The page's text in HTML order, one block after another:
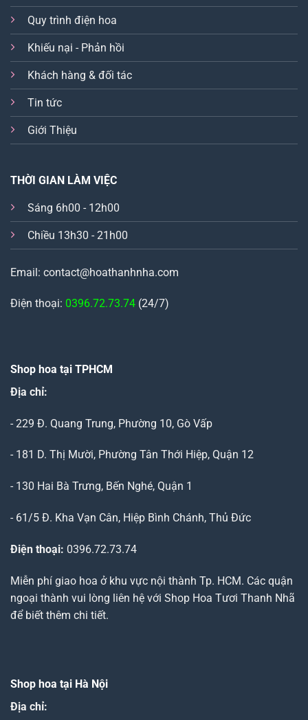
Quy trình điện hoa
Khiếu nại - Phản hồi
Khách hàng & đối tác
Tin tức
Giới Thiệu
THỜI GIAN LÀM VIỆC
Sáng 6h00 - 12h00
Chiều 13h30 - 21h00
Email: contact@hoathanhnha.com
Điện thoại: 0396.72.73.74 (24/7)
Shop hoa tại TPHCM
Địa chỉ:
- 229 Đ. Quang Trung, Phường 10, Gò Vấp
- 181 D. Thị Mười, Phường Tân Thới Hiệp, Quận 12
- 130 Hai Bà Trưng, Bến Nghé, Quận 1
- 61/5 Đ. Kha Vạn Cân, Hiệp Bình Chánh, Thủ Đức
Điện thoại: 0396.72.73.74
Miễn phí giao hoa ở khu vực nội thành Tp. HCM. Các quận
ngoại thành vui lòng liên hệ với Shop Hoa Tươi Thanh Nhã
để biết thêm chi tiết.
Shop hoa tại Hà Nội
Địa chỉ: